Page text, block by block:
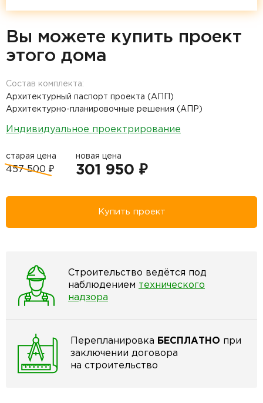
Вы можете купить проект
этого дома
Состав комплекта:
Архитектурный паспорт проекта (АПП)
Архитектурно-планировочные решения (АПР)
Индивидуальное проектрирование
старая цена
457 500 ₽
новая цена
301 950 ₽
Купить проект
Строительство ведётся под
наблюдением технического
надзора
Перепланировка БЕСПЛАТНО при
заключении договора
на строительство